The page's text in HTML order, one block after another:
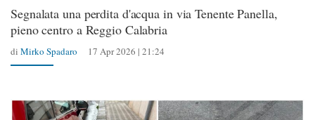
Segnalata una perdita d'acqua in via Tenente Panella,
pieno centro a Reggio Calabria
di Mirko Spadaro 17 Apr 2026 | 21:24